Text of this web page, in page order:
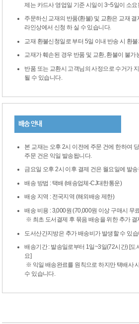
제는 카드사 영업일 기준 시일이 3~5일이 소요
주문하신 교재의 반품(환불) 및 교환은 교재
라인상에서 신청 하 실 수 있습니다.
교재 환불신청일로 부터 5일 이내 반송 시 환
교재가 훼손된 경우 반품 및 교환, 환불이 불가
반품 또는 교환시 고객님의 사정으로 수거가
될 수 있습니다.
배송 안내
본 교재는 오후 2시 이전에 주문 건에 한하여
주문 건은 익일 발송됩니다.
금요일 오후 2시 이후 결제 건은 월요일에 발
배송 방법 : 택배 (배송업체-CJ대한통운)
배송 지역 : 전국지역 (해외배송 제한)
배송 비용 : 3,000원 (70,000원 이상 구매시 무
※ 최초 도서결제 후 묶음 배송을 위한 추가 결
도서산간지방은 추가 배송비가 발생할 수 있습
배송기간 : 발송일로부터 1일~3일(72시간) [도
요]
※ 익일 배송완료를 원칙으로 하지만 택배사
수 있습니다.